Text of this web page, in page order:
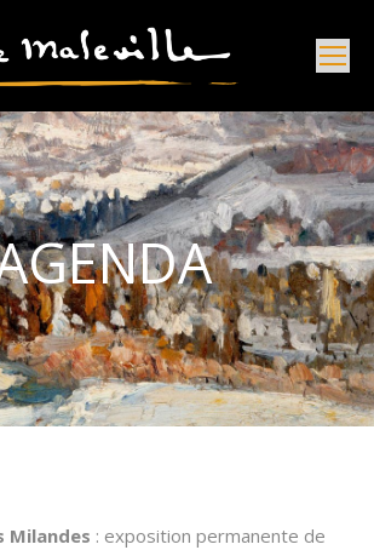
Milandes : exposition permanente de